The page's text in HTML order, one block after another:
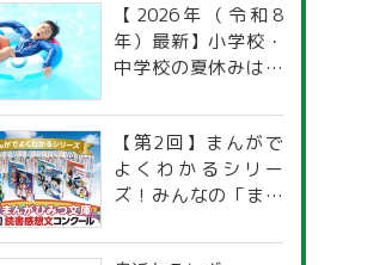
【2026年（令和8
年）最新】小学校・
中学校の夏休みはい
道府県別「夏季休暇
一覧」
【第2回】まんがで
よくわかるシリー
ズ！みんなの「まん
感想文コンクール